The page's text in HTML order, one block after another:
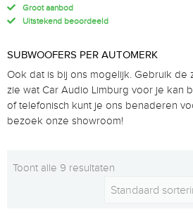
Groot aanbod
Uitstekend beoordeeld
SUBWOOFERS PER AUTOMERK
Ook dat is bij ons mogelijk. Gebruik de
zie wat Car Audio Limburg voor je kan
of telefonisch kunt je ons benaderen
bezoek onze showroom!
Toont alle 9 resultaten